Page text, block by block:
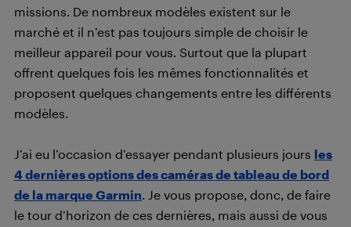
missions. De nombreux modèles existent sur le
marché et il n’est pas toujours simple de choisir le
meilleur appareil pour vous. Surtout que la plupart
offrent quelques fois les mêmes fonctionnalités et
proposent quelques changements entre les différents
modèles.
J’ai eu l’occasion d’essayer pendant plusieurs jours les
4 dernières options des caméras de tableau de bord
de la marque Garmin. Je vous propose, donc, de faire
le tour d’horizon de ces dernières, mais aussi de vous